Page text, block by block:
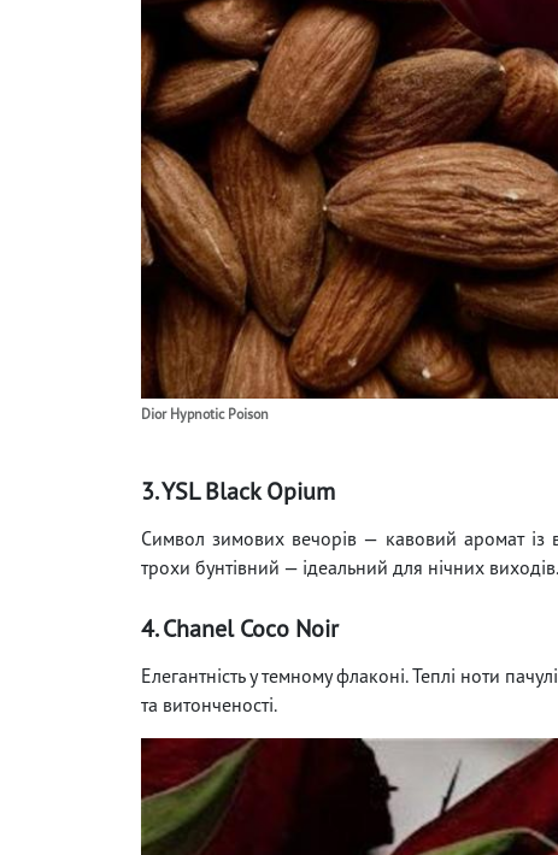
Dior Hypnotic Poison
3. YSL Black Opium
Символ зимових вечорів — кавовий аромат
трохи бунтівний — ідеальний для нічних виходів.
4. Chanel Coco Noir
Елегантність у темному флаконі. Теплі ноти
та витонченості.